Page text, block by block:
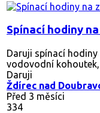
Spínací hodiny
Daruji spínací hodiny
vodovodní
Daruji
Ždírec nad
Před 3 měsíci
334